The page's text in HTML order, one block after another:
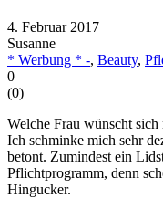
4. Februar 2017
Susanne
* Werbung * -, Beauty,
0
(0)
Welche Frau wünscht sich
Ich schminke mich sehr
betont. Zumindest ein
Pflichtprogramm, denn
Hingucker.